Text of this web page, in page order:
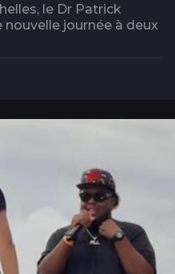
le Dr Patrick
journée à deux